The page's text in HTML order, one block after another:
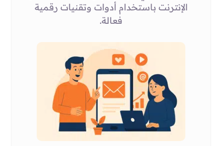
الإنترنت باستخدام أدوات وتقنيات رقمية
فعالة.